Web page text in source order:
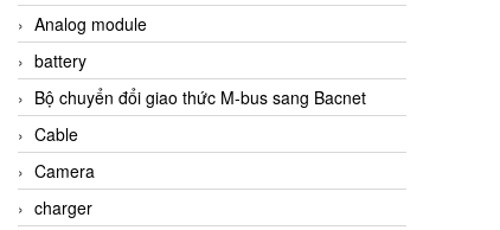
Analog module
battery
Bộ chuyển đổi giao thức M-bus sang Bacnet
Cable
Camera
charger